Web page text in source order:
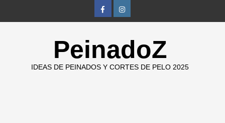
FB IG
PeinadoZ
IDEAS DE PEINADOS Y CORTES DE PELO 2025